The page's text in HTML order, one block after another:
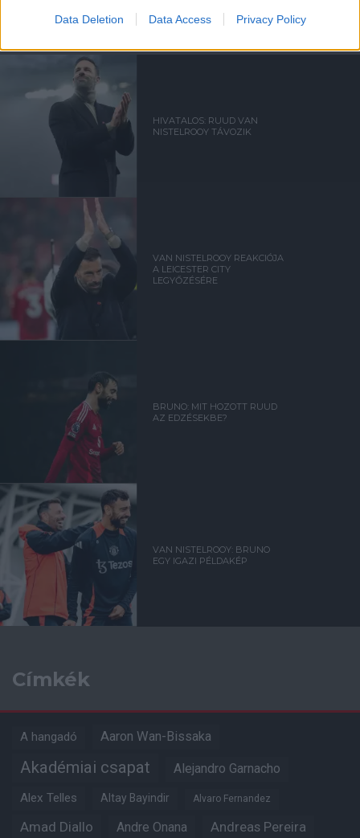
Data Deletion Data Access Privacy Policy
HIVATALOS: RUUD VAN
NISTELROOY TÁVOZIK
VAN NISTELROOY REAKCIÓJA
A LEICESTER CITY
LEGYŐZÉSÉRE
BRUNO: MIT HOZOTT RUUD
AZ EDZÉSEKBE?
VAN NISTELROOY: BRUNO
EGY IGAZI PÉLDAKÉP
Címkék
A hangadó Aaron Wan-Bissaka
Akadémiai csapat Alejandro Garnacho
Alex Telles Altay Bayindir Alvaro Fernandez
Amad Diallo Andre Onana Andreas Pereira